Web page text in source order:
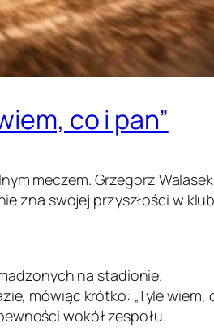
co i pan”
meczem. Grzegorz
zna swojej przyszłości w
na stadionie.
mówiąc krótko: „Tyle wiem,
wokół zespołu.